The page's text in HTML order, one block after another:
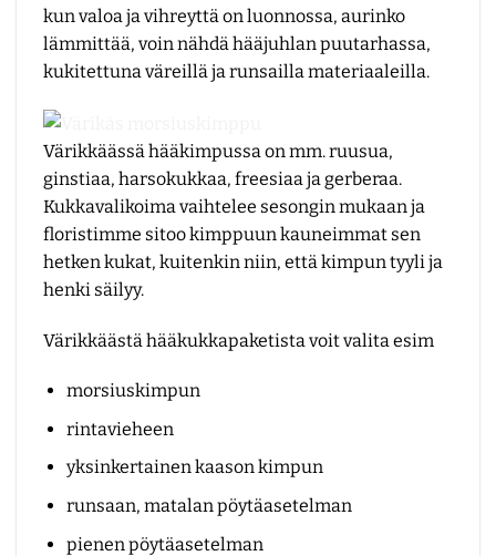
kun valoa ja vihreyttä on luonnossa, aurinko
lämmittää, voin nähdä hääjuhlan puutarhassa,
kukitettuna väreillä ja runsailla materiaaleilla.
Värikkäässä hääkimpussa on mm. ruusua,
ginstiaa, harsokukkaa, freesiaa ja gerberaa.
Kukkavalikoima vaihtelee sesongin mukaan ja
floristimme sitoo kimppuun kauneimmat sen
hetken kukat, kuitenkin niin, että kimpun tyyli ja
henki säilyy.
Värikkäästä hääkukkapaketista voit valita esim
morsiuskimpun
rintavieheen
yksinkertainen kaason kimpun
runsaan, matalan pöytäasetelman
pienen pöytäasetelman